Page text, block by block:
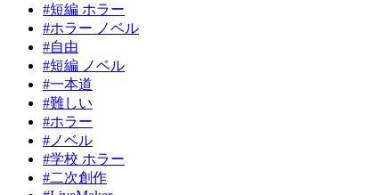
#短編 ホラー
#ホラー ノベル
#自由
#短編 ノベル
#一本道
#難しい
#ホラー
#ノベル
#学校 ホラー
#二次創作